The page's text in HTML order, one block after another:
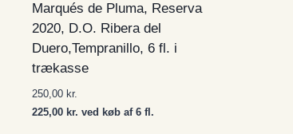
Marqués de Pluma, Reserva
2020, D.O. Ribera del
Duero,Tempranillo, 6 fl. i
trækasse
250,00 kr.
225,00 kr. ved køb af 6 fl.